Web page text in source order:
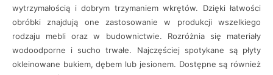
wytrzymałością i dobrym trzymaniem wkrętów. Dzięki łatwości
obróbki znajdują one zastosowanie w produkcji wszelkiego
rodzaju mebli oraz w budownictwie. Rozróżnia się materiały
wodoodporne i sucho trwałe. Najczęściej spotykane są płyty
okleinowane bukiem, dębem lub jesionem. Dostępne są również